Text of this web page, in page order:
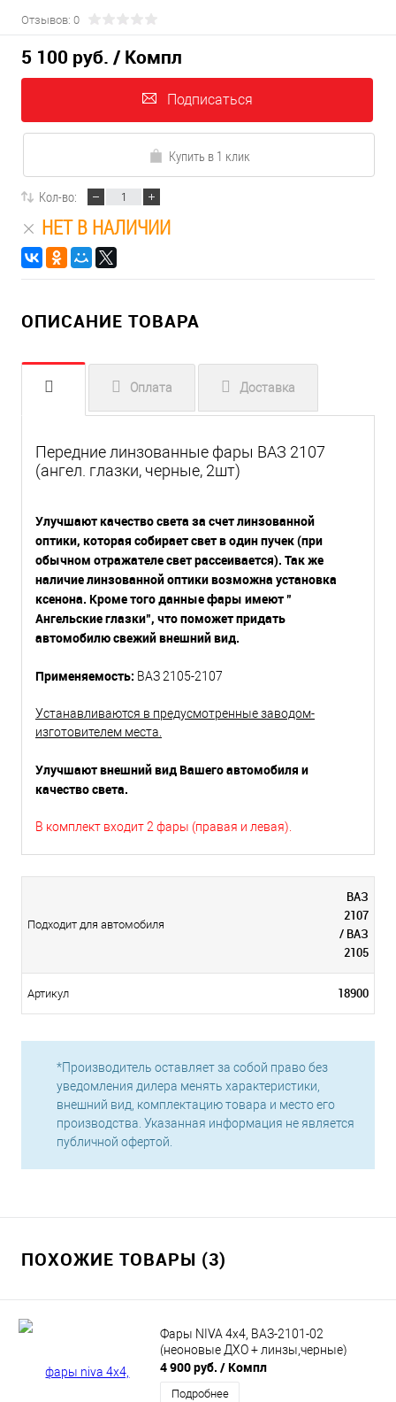
Отзывов: 0
5 100 руб. / Компл
Подписаться
Купить в 1 клик
Кол-во:
НЕТ В НАЛИЧИИ
ОПИСАНИЕ ТОВАРА
Оплата Доставка
Передние линзованные фары ВАЗ 2107
(ангел. глазки, черные, 2шт)
Улучшают качество света за счет линзованной
оптики, которая собирает свет в один пучек (при
обычном отражателе свет рассеивается). Так же
наличие линзованной оптики возможна установка
ксенона. Кроме того данные фары имеют "
Ангельские глазки", что поможет придать
автомобилю свежий внешний вид.
Применяемость: ВАЗ 2105-2107
Устанавливаются в предусмотренные заводом-
изготовителем места.
Улучшают внешний вид Вашего автомобиля и
качество света.
В комплект входит 2 фары (правая и левая).
Подходит для автомобиля
ВАЗ
2107
/ ВАЗ
2105
Артикул 18900
*Производитель оставляет за собой право без
уведомления дилера менять характеристики,
внешний вид, комплектацию товара и место его
производства. Указанная информация не является
публичной офертой.
ПОХОЖИЕ ТОВАРЫ (3)
Фары NIVA 4x4, ВАЗ-2101-02
(неоновые ДХО + линзы,черные)
4 900 руб. / Компл
Подробнее